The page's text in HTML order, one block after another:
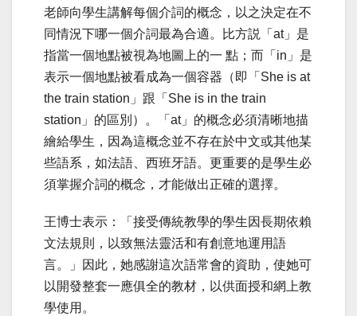
老師向學生講解每個介詞的概念，以之決定在不
同情況下哪一個介詞最為合適。比方説「at」是
指當一個地點被視為地圖上的一 點；而「in」是
表示一個地點被看成為一個容器（即「She is at
the train station」跟「She is in the train
station」的區別）。「at」的概念必須清晰地描
繪給學生，因為這概念並不存在於中文或其他某
些語系，如法語、西班牙語。更重要的是學生必
須掌握介詞的概念，才能做出正確的選擇。
王博士表示：「接受傳統教學的學生因長期依賴
文法規則，以致無法靈活和有創意地運用語
言。」因此，她感謝這次語常會的資助，使她可
以開發整套一應俱全的教材，以供面授和網上教
學使用。